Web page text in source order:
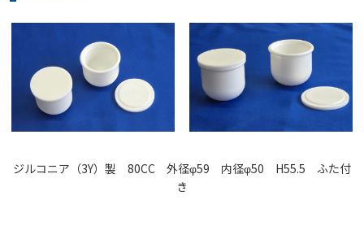
ジルコニア（3Y）製 80CC 外径φ59 内径φ50 H55.5 ふた付
き